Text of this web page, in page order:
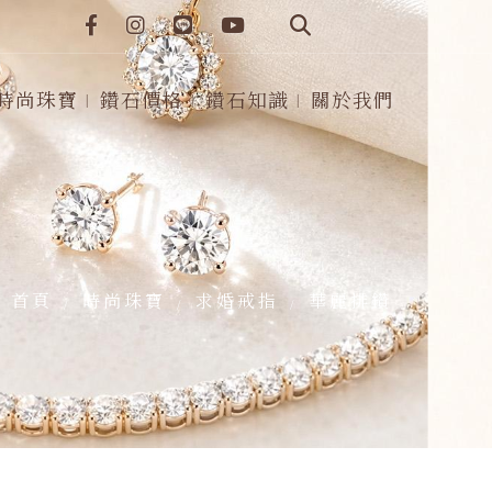
尚珠寶 鑽石價格 鑽石知識 關於我們
首頁 時尚珠寶 / 求婚戒指 華麗排鑽